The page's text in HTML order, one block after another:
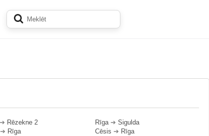
Rēzekne 2
➔ Rīga
Rīga➔ Sigulda
Cēsis ➔ Rīga